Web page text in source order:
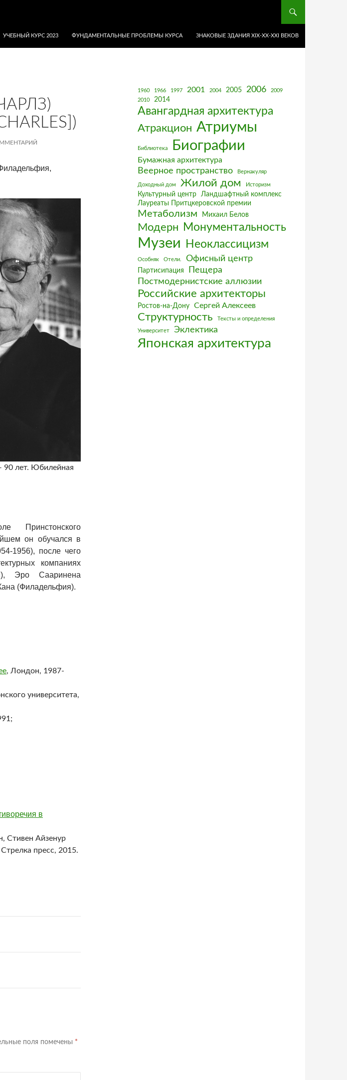
УЧЕБНЫЙ КУРС 2023 ФУНДАМЕНТАЛЬНЫЕ ПРОБЛЕМЫ КУРСА ЗНАКОВЫЕ ЗДАНИЯ XIX-ХХ-XXI ВЕКОВ
90 лет. Юбилейная
Принстонского
он обучался в
1956), после чего
компаниях
Эро Сааринена
(Филадельфия).
, Лондон, 1987-
университета,
в
Стивен Айзенур
пресс, 2015.
поля помечены *
1960 1966 1997 2001 2004 2005 2006
2009
2010
2014
Авангардная архитектура
Атракцион Атриумы
Библиотека Биографии
Бумажная архитектура
Веерное пространство Вернакуляр
Доходный дом Жилой дом Историзм
Культурный центр
Ландшафтный комплекс
Лауреаты Притцкеровской премии
Метаболизм Михаил Белов
Модерн Монументальность
Музеи Неоклассицизм
Особняк Отели. Офисный центр
Партисипация
Пещера
Постмодернистские аллюзии
Российские архитекторы
Ростов-на-Дону Сергей Алексеев
Структурность Тексты и определения
Университет Эклектика
Японская архитектура